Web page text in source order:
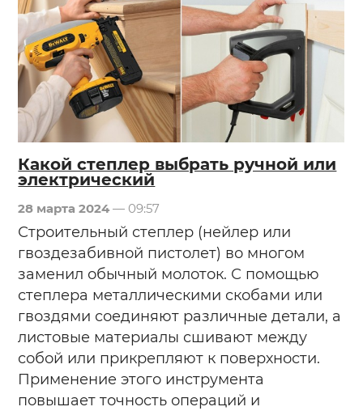
Какой степлер выбрать ручной или
электрический
28 марта 2024 — 09:57
Строительный степлер (нейлер или
гвоздезабивной пистолет) во многом
заменил обычный молоток. С помощью
степлера металлическими скобами или
гвоздями соединяют различные детали, а
листовые материалы сшивают между
собой или прикрепляют к поверхности.
Применение этого инструмента
повышает точность операций и